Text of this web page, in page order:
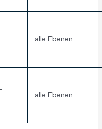
alle Ebenen
alle Ebenen